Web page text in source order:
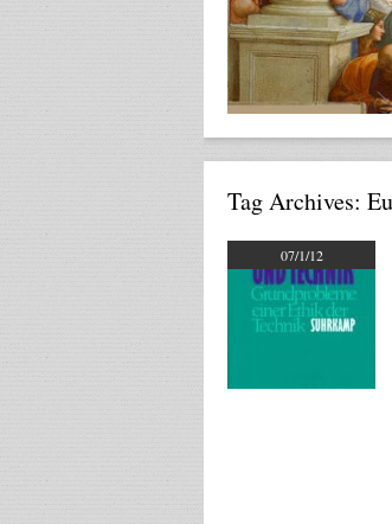
Tag Archives:
07/1/12